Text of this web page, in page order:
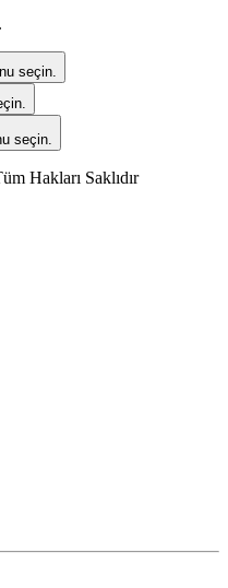
seçin.
seçin.
Hakları Saklıdır